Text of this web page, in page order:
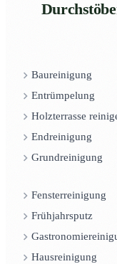
Baureinigung
Entrümpelung
Holzterrasse
Endreinigung
Grundreinigung
Fensterreinigung
Frühjahrsputz
Hausreinigung